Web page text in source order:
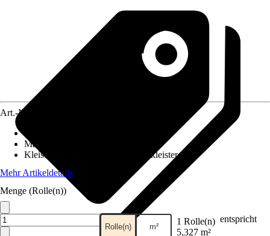
Art.-Nr.
Maße (BxH)
Kleisterempfehlung
Vliestapetenkleister
Mehr Artikeldetails
Menge (Rolle(n))
Rolle(n) m² 1 Rolle(n) entspricht
5,327 m²